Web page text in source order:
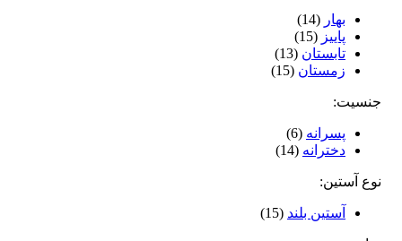
بهار (14)
پاییز (15)
تابستان (13)
زمستان (15)
جنسیت:
پسرانه (6)
دخترانه (14)
نوع آستین:
آستین بلند (15)